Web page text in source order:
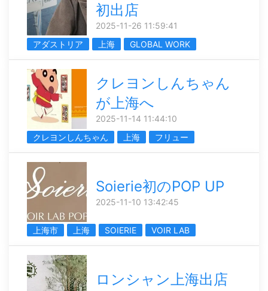
初出店
2025-11-26 11:59:41
アダストリア
上海 GLOBAL WORK
クレヨンしんちゃん
が上海へ
2025-11-14 11:44:10
クレヨンしんちゃん
上海 フリュー
Soierie初のPOP UP
2025-11-10 13:42:45
上海市 上海 SOIERIE VOIR LAB
ロンシャン上海出店